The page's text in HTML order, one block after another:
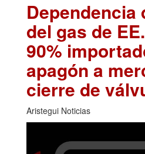
Dependencia
del gas de
90%
apagón a
cierre de
Aristegui Noticias